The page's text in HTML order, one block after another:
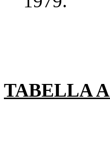
TABELLA A